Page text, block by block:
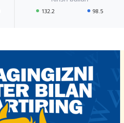
132.2 98.5